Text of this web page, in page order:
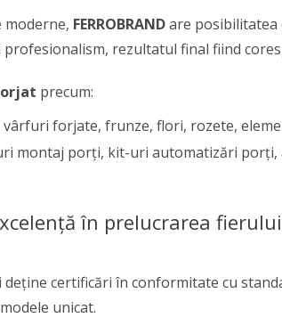
moderne, FERROBRANDare posibilitatea
rezultatul final fiind
precum:
forjate, frunze, flori, rozete,
montaj porți, kit-uri automatizări porți,
în prelucrarea
deține certificări în conformitate cu
unicat.